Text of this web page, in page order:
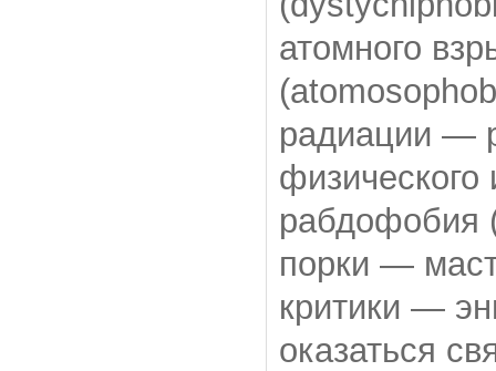
атомного
радиации —
рабдофобия
порки —
критики —
оказаться